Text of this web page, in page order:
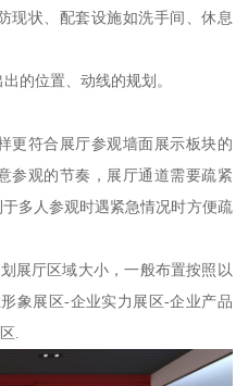
现状、配套设施如洗手间、休息
的位置、动线的规划。
更符合展厅参观墙面展示板块的
参观的节奏，展厅通道需要疏紧
多人参观时遇紧急情况时方便疏
展厅区域大小，一般布置按照以
象展区-企业实力展区-企业产品
.